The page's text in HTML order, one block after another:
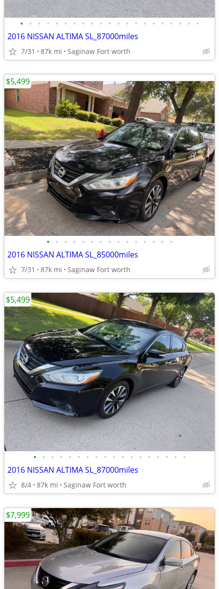
• • • • • • • • • • • • • • • • • • • • •
2016 NISSAN ALTIMA SL_87000miles
7/31 87k mi Saginaw Fort worth
• • • • • • • • • • • • • • •
2016 NISSAN ALTIMA SL_85000miles
7/31 87k mi Saginaw Fort worth
$5,499
• • • • • • • • • • • • • • • • • •
2016 NISSAN ALTIMA SL_87000miles
8/4 87k mi Saginaw Fort worth
$5,499
$7,999